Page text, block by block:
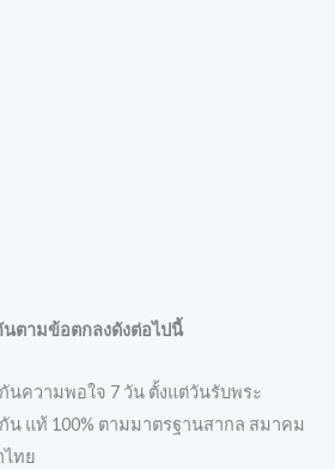
นตามข้อตกลงดังต่อไปนี้
นความพอใจ 7 วัน ตั้งแต่วันรับพระ
น แท้ 100% ตามมาตรฐานสากล สมาคม
ไทย